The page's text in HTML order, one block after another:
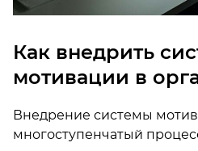
Как внедрить
мотивации в
Внедрение системы
многоступенчатый